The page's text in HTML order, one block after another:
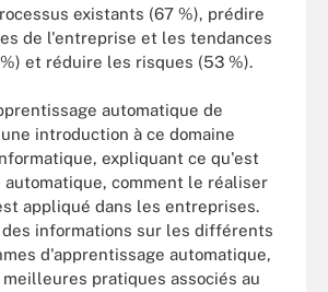
existants (67 %), prédire
de l'entreprise et les tendances
et réduire les risques (53 %).
automatique de
introduction à ce domaine
expliquant ce qu'est
automatique, comment le réaliser
appliqué dans les entreprises.
des informations sur les différents
d'apprentissage automatique,
pratiques associés au